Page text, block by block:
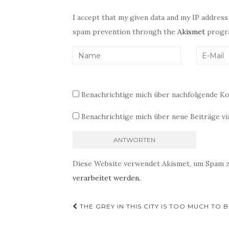
I accept that my given data and my IP
spam prevention through the Akismet
Benachrichtige mich über nachfolgende
Benachrichtige mich über neue Beiträge
Diese Website verwendet Akismet, um Spam
verarbeitet werden.
Beitragsnavigation
THE GREY IN THIS CITY IS TOO MUCH TO